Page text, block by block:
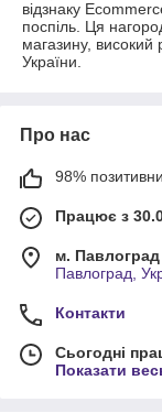
відзнаку
поспіль. Ця
магазину, високий
України.
Про нас
98%
Працює з
м. Павлоград
Павлоград,
Контакти
Сьогодні
Показати